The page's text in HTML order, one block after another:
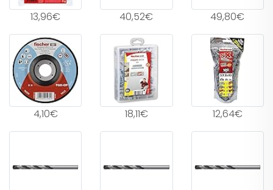
13,96€ 40,52€ 49,80€
4,10€ 18,11€ 12,64€